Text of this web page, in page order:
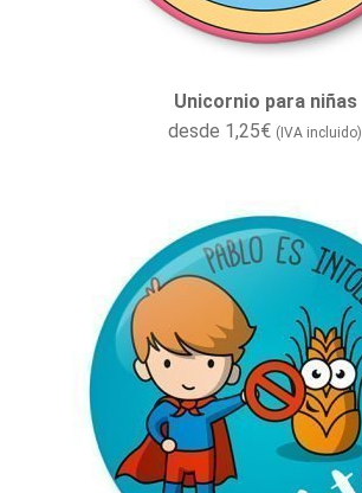
Unicornio para niñas
desde 1,25€ (IVA incluido)